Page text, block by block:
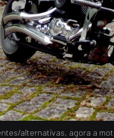
alternativas, agora a